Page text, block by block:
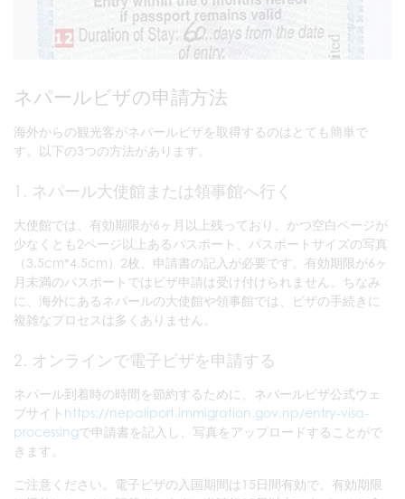
ネパールビザの申請方法
海外からの観光客がネパールビザを取得するのはとても簡単で
す。以下の3つの方法があります。
1. ネパール大使館または領事館へ行く
大使館では、有効期限が6ヶ月以上残っており、かつ空白ページが
少なくとも2ページ以上あるパスポート、パスポートサイズの写真
（3.5cm*4.5cm）2枚、申請書の記入が必要です。有効期限が6ヶ
月未満のパスポートではビザ申請は受け付けられません。ちなみ
に、海外にあるネパールの大使館や領事館では、ビザの手続きに
複雑なプロセスは多くありません。
2. オンラインで電子ビザを申請する
ネパール到着時の時間を節約するために、ネパールビザ公式ウェ
ブサイト https://nepaliport.immigration.gov.np/entry-visa-
processingで申請書を記入し、写真をアップロードすることがで
きます。
ご注意ください。電子ビザの入国期間は15日間有効で、有効期限